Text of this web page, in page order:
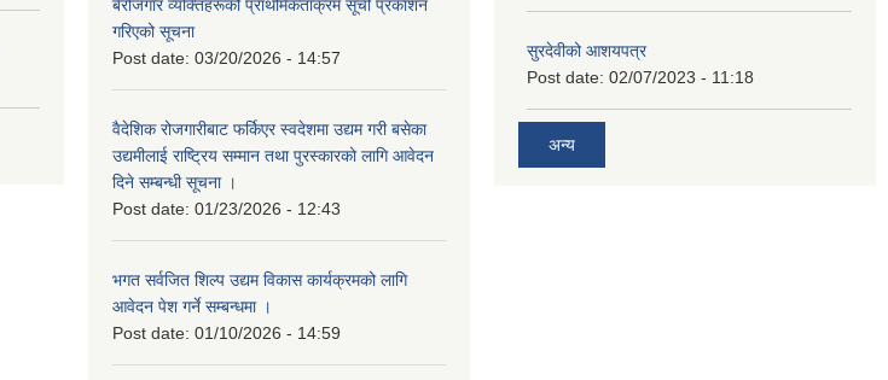
बेरोजगार व्यक्तिहरूको प्राथमिकताक्रम सूची प्रकाशन
गरिएको सूचना
Post date: 03/20/2026 - 14:57
वैदेशिक रोजगारीबाट फर्किएर स्वदेशमा उद्यम गरी बसेका
उद्यमीलाई राष्ट्रिय सम्मान तथा पुरस्कारको लागि आवेदन
दिने सम्बन्धी सूचना ।
Post date: 01/23/2026 - 12:43
भगत सर्वजित शिल्प उद्यम विकास कार्यक्रमको लागि
आवेदन पेश गर्ने सम्बन्धमा ।
Post date: 01/10/2026 - 14:59
सुरदेवीको आशयपत्र
Post date: 02/07/2023 - 11:18
अन्य